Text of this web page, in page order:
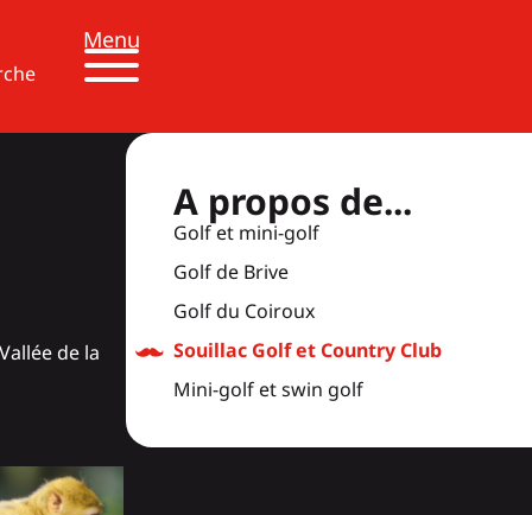
Menu
de la
A propos de...
Golf et mini-golf
Golf de Brive
Golf du Coiroux
Souillac Golf et Country Club
Mini-golf et swin golf